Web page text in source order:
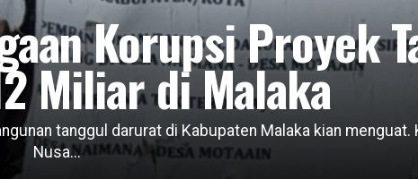
Korupsi Proyek
Miliar di Malaka
tanggul darurat di Kabupaten Malaka kian
Nusa...